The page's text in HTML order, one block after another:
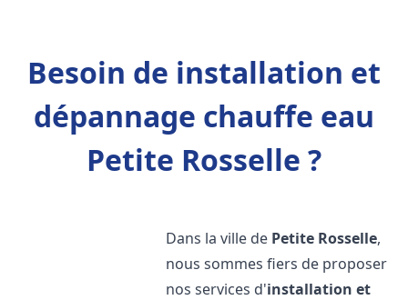
Besoin de installation et
dépannage chauffe eau
Petite Rosselle ?
Dans la ville de Petite Rosselle,
nous sommes fiers de proposer
nos services d'installation et